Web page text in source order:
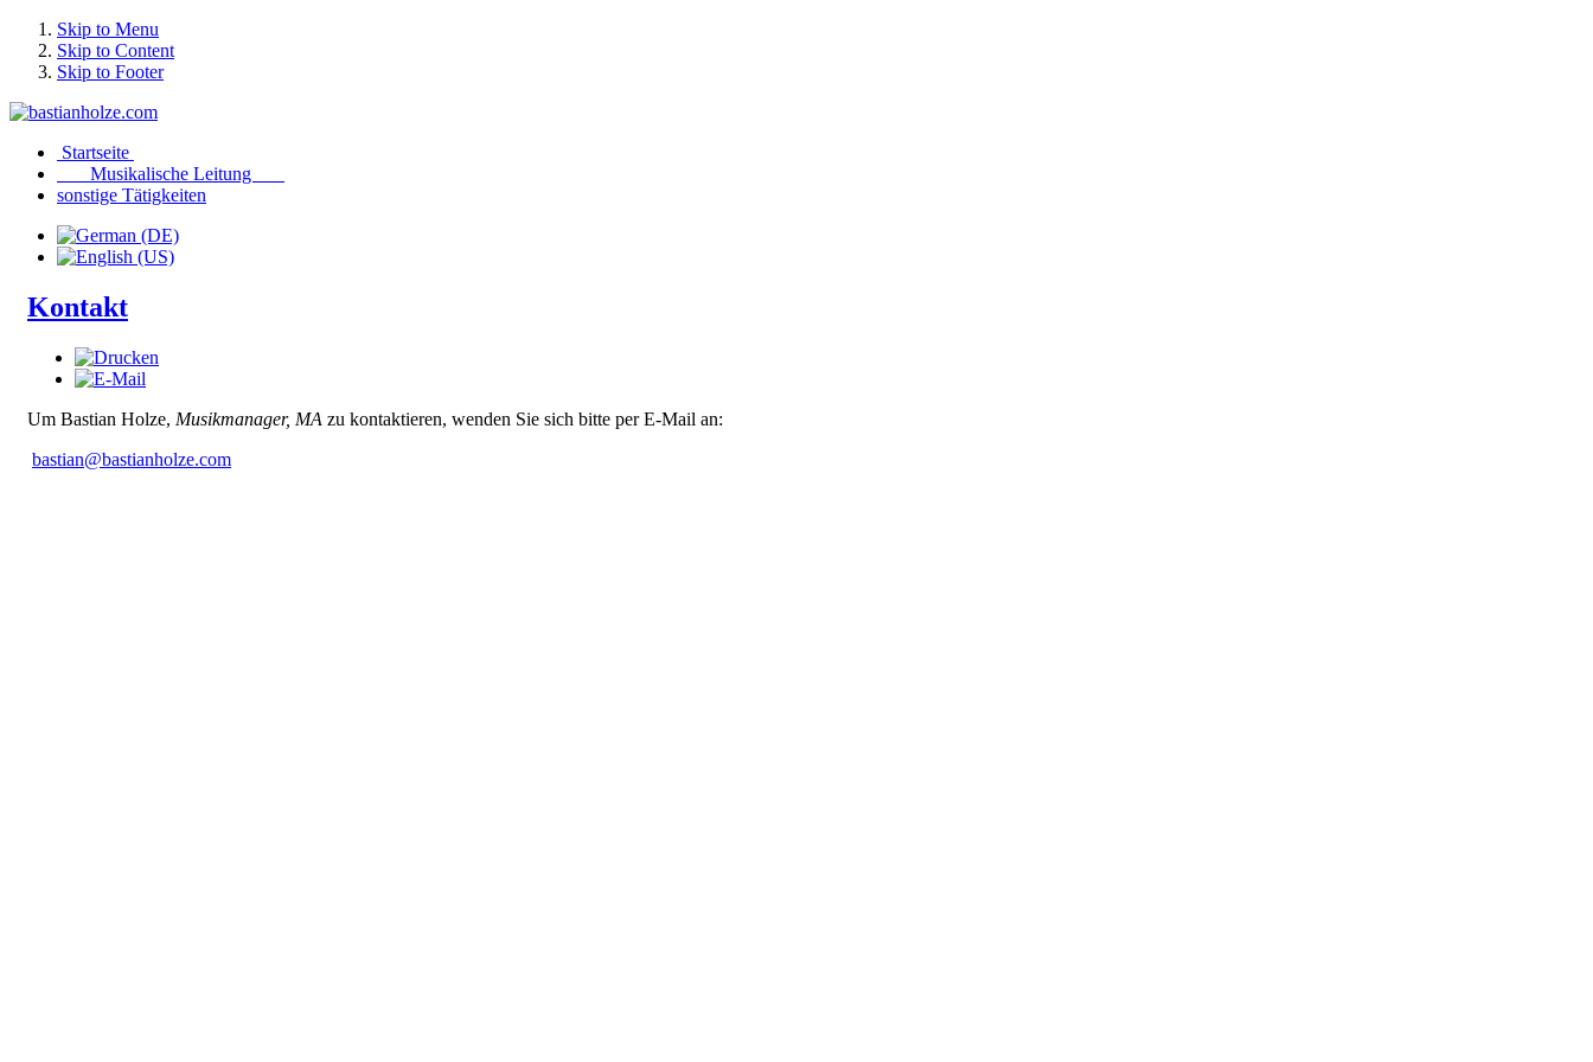
Skip to Menu
Skip to Content
Skip to Footer
Startseite
Musikalische Leitung
sonstige Tätigkeiten
Kontakt
Um Bastian Holze, Musikmanager, MA zu kontaktieren, wenden Sie sich bitte per E-Mail an:
bastian@bastianholze.com